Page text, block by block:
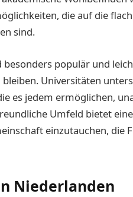
die auf die
sind.
populär und
Universitäten
es jedem ermöglichen,
Umfeld bietet
einzutauchen, die
Niederlanden